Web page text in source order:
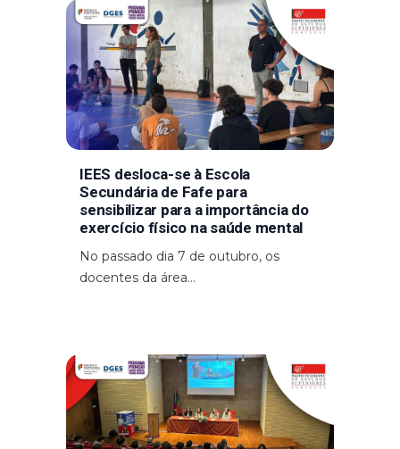
IEES desloca-se à Escola
Secundária de Fafe para
sensibilizar para a importância do
exercício físico na saúde mental
No passado dia 7 de outubro, os
docentes da área...